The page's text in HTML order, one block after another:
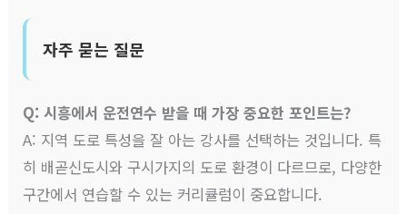
자주 묻는 질문
Q: 시흥에서 운전연수 받을 때 가장 중요한 포인트는?
A: 지역 도로 특성을 잘 아는 강사를 선택하는 것입니다. 특
히 배곧신도시와 구시가지의 도로 환경이 다르므로, 다양한
구간에서 연습할 수 있는 커리큘럼이 중요합니다.